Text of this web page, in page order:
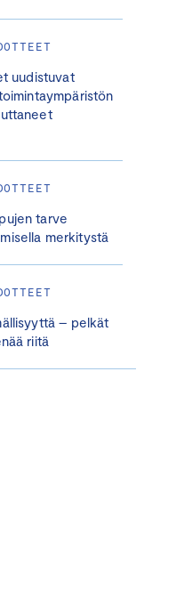
uudistuvat
tarve
merkitystä
– pelkät
riitä